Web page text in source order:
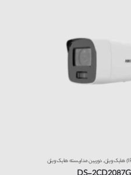
,دوربین مداربسته هایک ویژن